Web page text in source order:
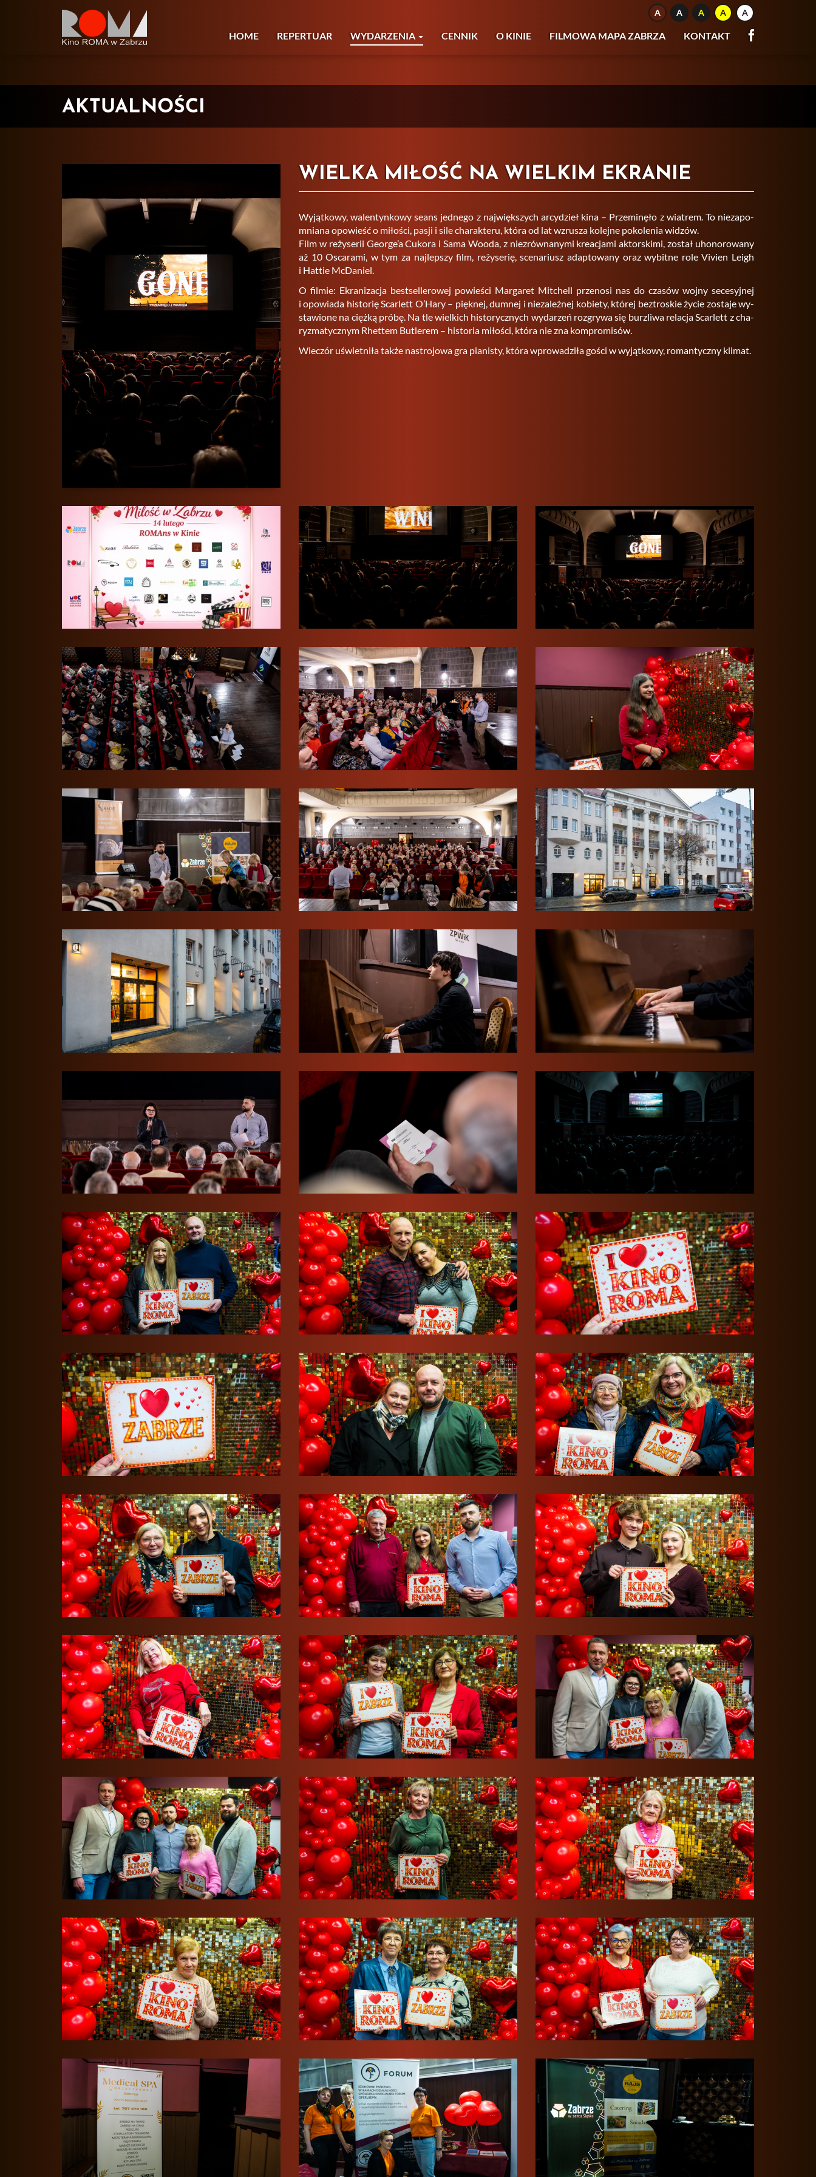
HOME REPERTUAR WYDARZENIA CENNIK O KINIE FILMOWA MAPA ZABRZA KONTAKT
AKTUALNOŚCI
WIELKA MIŁOŚĆ NA WIELKIM EKRANIE
Wy­jąt­ko­wy, wa­len­tyn­ko­wy seans jed­ne­go z naj­więk­szych ar­cy­dzieł kina – Prze­mi­nę­ło z wia­trem. To nie­za­po­
mnia­na opo­wieść o mi­ło­ści, pasji i sile cha­rak­te­ru, która od lat wzru­sza ko­lej­ne po­ko­le­nia wi­dzów.
Film w re­ży­se­rii Geo­r­ge’a Cu­ko­ra i Sama Wooda, z nie­zrów­na­ny­mi kre­acja­mi ak­tor­ski­mi, zo­stał uho­no­ro­wa­ny
aż 10 Osca­ra­mi, w tym za naj­lep­szy film, re­ży­se­rię, sce­na­riusz ad­ap­to­wa­ny oraz wy­bit­ne role Vi­vien Leigh
i Hat­tie McDa­niel.
O fil­mie: Ekra­ni­za­cja be­st­sel­le­ro­wej po­wie­ści Mar­ga­ret Mit­chell prze­no­si nas do cza­sów wojny se­ce­syj­nej
i opo­wia­da hi­sto­rię Scar­lett O’Hary – pięk­nej, dum­nej i nie­za­leż­nej ko­bie­ty, któ­rej bez­tro­skie życie zo­sta­je wy­
sta­wio­ne na cięż­ką próbę. Na tle wiel­kich hi­sto­rycz­nych wy­da­rzeń roz­gry­wa się burz­li­wa re­la­cja Scar­lett z cha­
ry­zma­tycz­nym Rhet­tem Bu­tle­rem – hi­sto­ria mi­ło­ści, która nie zna kom­pro­mi­sów.
Wie­czór uświet­ni­ła także na­stro­jo­wa gra pia­ni­sty, która wpro­wa­dzi­ła gości w wy­jąt­ko­wy, ro­man­tycz­ny kli­mat.